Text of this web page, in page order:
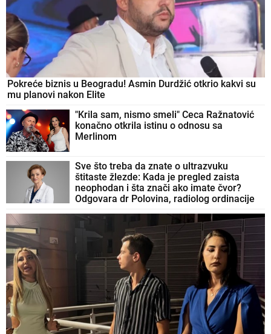
Pokreće biznis u Beogradu! Asmin Durdžić otkrio kakvi su
mu planovi nakon Elite
"Krila sam, nismo smeli" Ceca Ražnatović
konačno otkrila istinu o odnosu sa
Merlinom
Sve što treba da znate o ultrazvuku
štitaste žlezde: Kada je pregled zaista
neophodan i šta znači ako imate čvor?
Odgovara dr Polovina, radiolog ordinacije